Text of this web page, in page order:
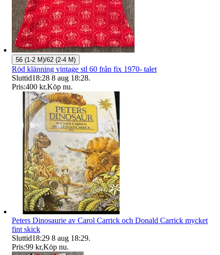
56 (1-2 M)/62 (2-4 M)
Röd klänning vintage stl 60 från fix 1970- talet
Sluttid18:28 8 aug 18:28.
Pris:400 kr,Köp nu.
Peters Dinosaurie av Carol Carrick och Donald Carrick mycket
fint skick
Sluttid18:29 8 aug 18:29.
Pris:99 kr,Köp nu.